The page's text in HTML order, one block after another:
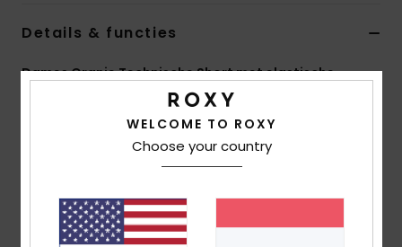
Fitness
Details & functies
Dames Oranje Technische Short met elastische
Kleurcodenet0
Collectie:Active-collectie
Stof:4-way stretch popeline stof van gerecycled
WELCOME TO ROXY
Choose your country